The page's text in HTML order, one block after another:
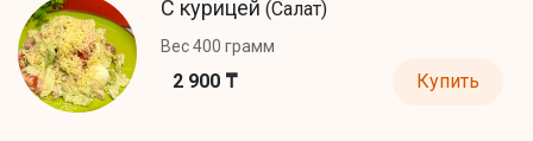
С курицей (Салат)
Вес 400 грамм
2 900 ₸ Купить